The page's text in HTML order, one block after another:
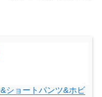
ショートパンツ&ホビ